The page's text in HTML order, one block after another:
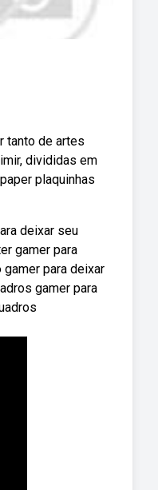
tanto de artes
divididas em
plaquinhas
deixar seu
gamer para
para deixar
gamer para